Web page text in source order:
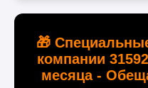
🎁
компании
месяца -